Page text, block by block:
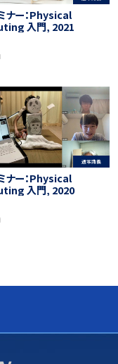
ナー：Physical
入門, 2021
通常講義
ナー：Physical
入門, 2020